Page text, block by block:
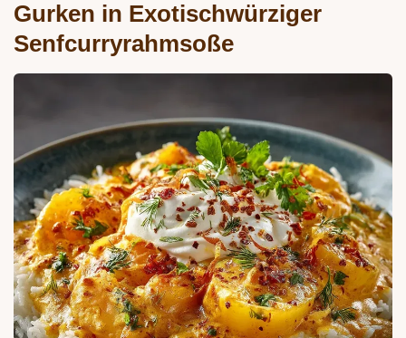
Gurken in Exotischwürziger
Senfcurryrahmsoße